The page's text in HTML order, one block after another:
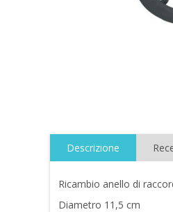
Descrizione
Ricambio anello di
Diametro 11,5 cm